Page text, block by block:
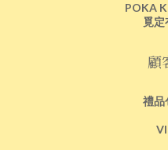
POKA
覓定
顧
禮品